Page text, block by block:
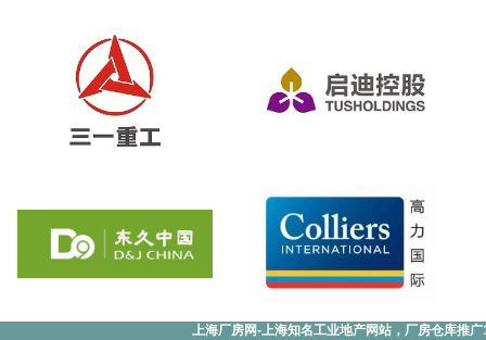
上海厂房网-上海知名工业地产网站，厂房仓库推